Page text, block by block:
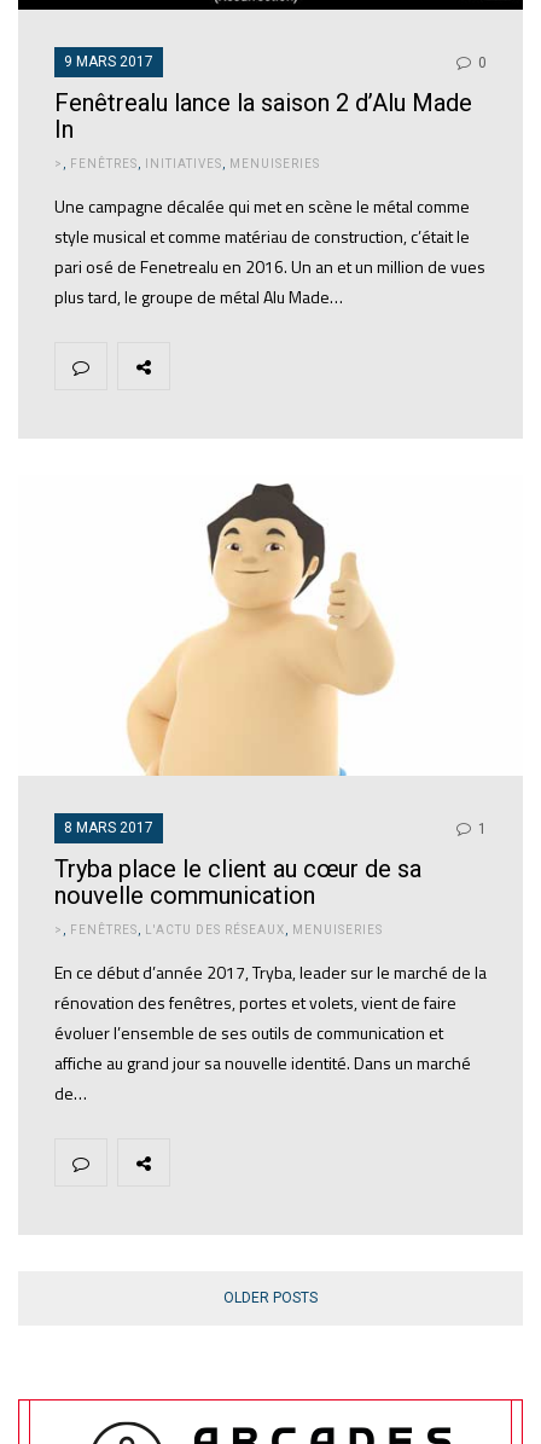
9 MARS 2017 0
Fenêtrealu lance la saison 2 d’Alu Made
In
> , FENÊTRES, INITIATIVES, MENUISERIES
Une campagne décalée qui met en scène le métal comme
style musical et comme matériau de construction, c’était le
pari osé de Fenetrealu en 2016. Un an et un million de vues
plus tard, le groupe de métal Alu Made…
8 MARS 2017 1
Tryba place le client au cœur de sa
nouvelle communication
> FENÊTRES L'ACTU DES RÉSEAUX MENUISERIES
En ce début d’année 2017, Tryba, leader sur le marché de la
rénovation des fenêtres, portes et volets, vient de faire
évoluer l’ensemble de ses outils de communication et
affiche au grand jour sa nouvelle identité. Dans un marché
de…
OLDER POSTS